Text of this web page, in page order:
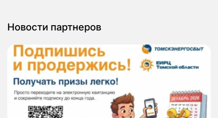
Новости партнеров